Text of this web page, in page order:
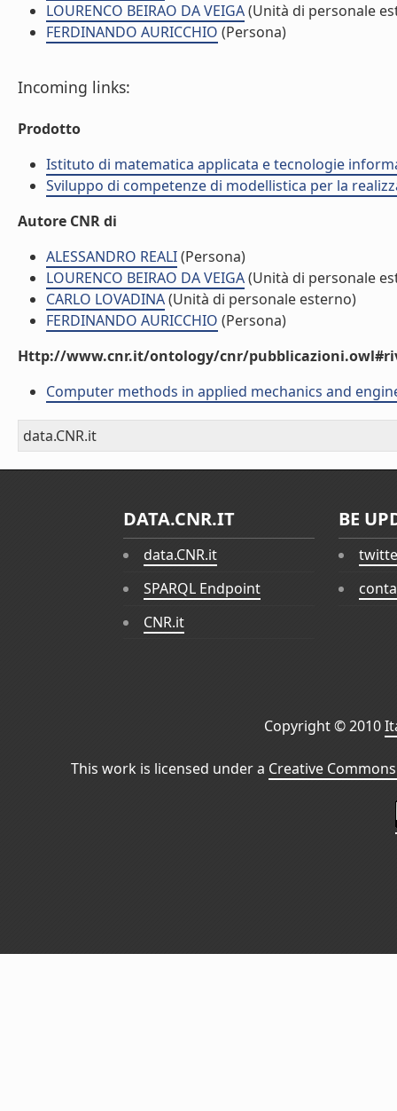
LOURENCO BEIRAO DA VEIGA(Unità di personale
FERDINANDO AURICCHIO (Persona)
Incoming links:
Prodotto
Istituto di matematica applicata e tecnologie
Sviluppo di competenze di modellistica per la
Autore CNR di
ALESSANDRO REALI(Persona)
LOURENCO BEIRAO DA VEIGA(Unità di personale
CARLO LOVADINA(Unità di personale esterno)
FERDINANDO AURICCHIO (Persona)
Http://www.cnr.it/ontology/cnr/
Computer methods in applied mechanics and
data.CNR.it
DATA.CNR.IT
data.CNR.it
SPARQL Endpoint
CNR.it
BE
Copyright © 2010
This work is licensed under a Creative